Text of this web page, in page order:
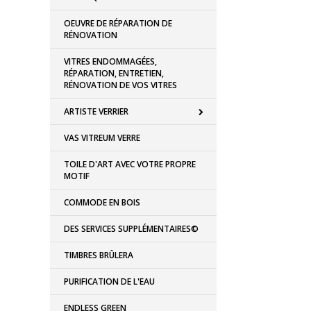
OEUVRE DE RÉPARATION DE
RÉNOVATION
VITRES ENDOMMAGÉES,
RÉPARATION, ENTRETIEN,
RÉNOVATION DE VOS VITRES
ARTISTE VERRIER
VAS VITREUM VERRE
TOILE D'ART AVEC VOTRE PROPRE
MOTIF
COMMODE EN BOIS
DES SERVICES SUPPLÉMENTAIRES©
TIMBRES BRÛLERA
PURIFICATION DE L'EAU
ENDLESS GREEN